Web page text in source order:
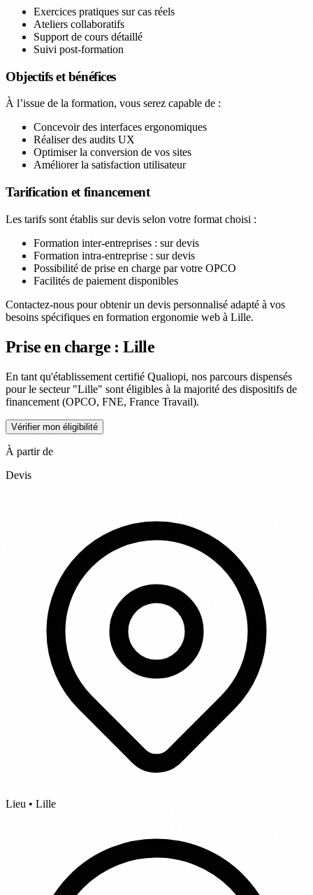
Exercices pratiques sur cas réels
Ateliers collaboratifs
Support de cours détaillé
Suivi post-formation
Objectifs et bénéfices
À l’issue de la formation, vous serez capable de :
Concevoir des interfaces ergonomiques
Réaliser des audits UX
Optimiser la conversion de vos sites
Améliorer la satisfaction utilisateur
Tarification et financement
Les tarifs sont établis sur devis selon votre format choisi :
Formation inter-entreprises : sur devis
Formation intra-entreprise : sur devis
Possibilité de prise en charge par votre OPCO
Facilités de paiement disponibles
Contactez-nous pour obtenir un devis personnalisé adapté à vos
besoins spécifiques en formation ergonomie web à Lille.
Prise en charge : Lille
En tant qu'établissement certifié Qualiopi, nos parcours dispensés
pour le secteur "Lille" sont éligibles à la majorité des dispositifs de
financement (OPCO, FNE, France Travail).
Vérifier mon éligibilité
À partir de
Devis
Lieu • Lille